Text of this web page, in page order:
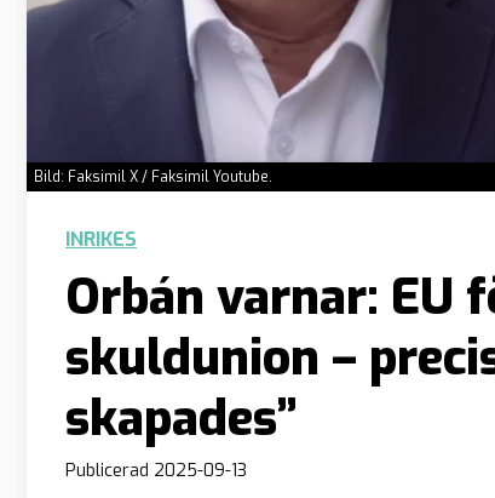
Bild: Faksimil X / Faksimil Youtube.
INRIKES
Orbán varnar: EU
skuldunion –
skapades”
Publicerad 2025-09-13